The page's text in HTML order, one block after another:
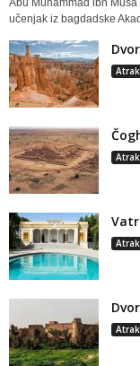
Abu Muhammad ibn
učenjak iz bagdadske